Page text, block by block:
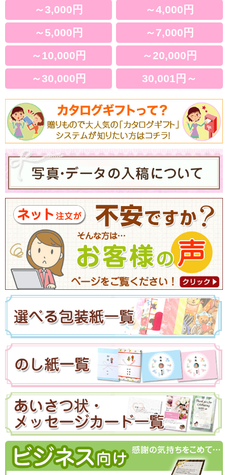
～3,000円
～4,000円
～5,000円
～7,000円
～10,000円
～20,000円
～30,000円
30,001円～